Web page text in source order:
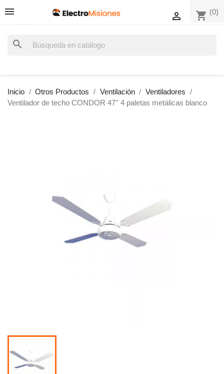
shopping_cart (0)

search
Inicio Otros Productos Ventilación
Ventiladores
Ventilador de techo CONDOR 47'' 4 paletas metálicas blanco